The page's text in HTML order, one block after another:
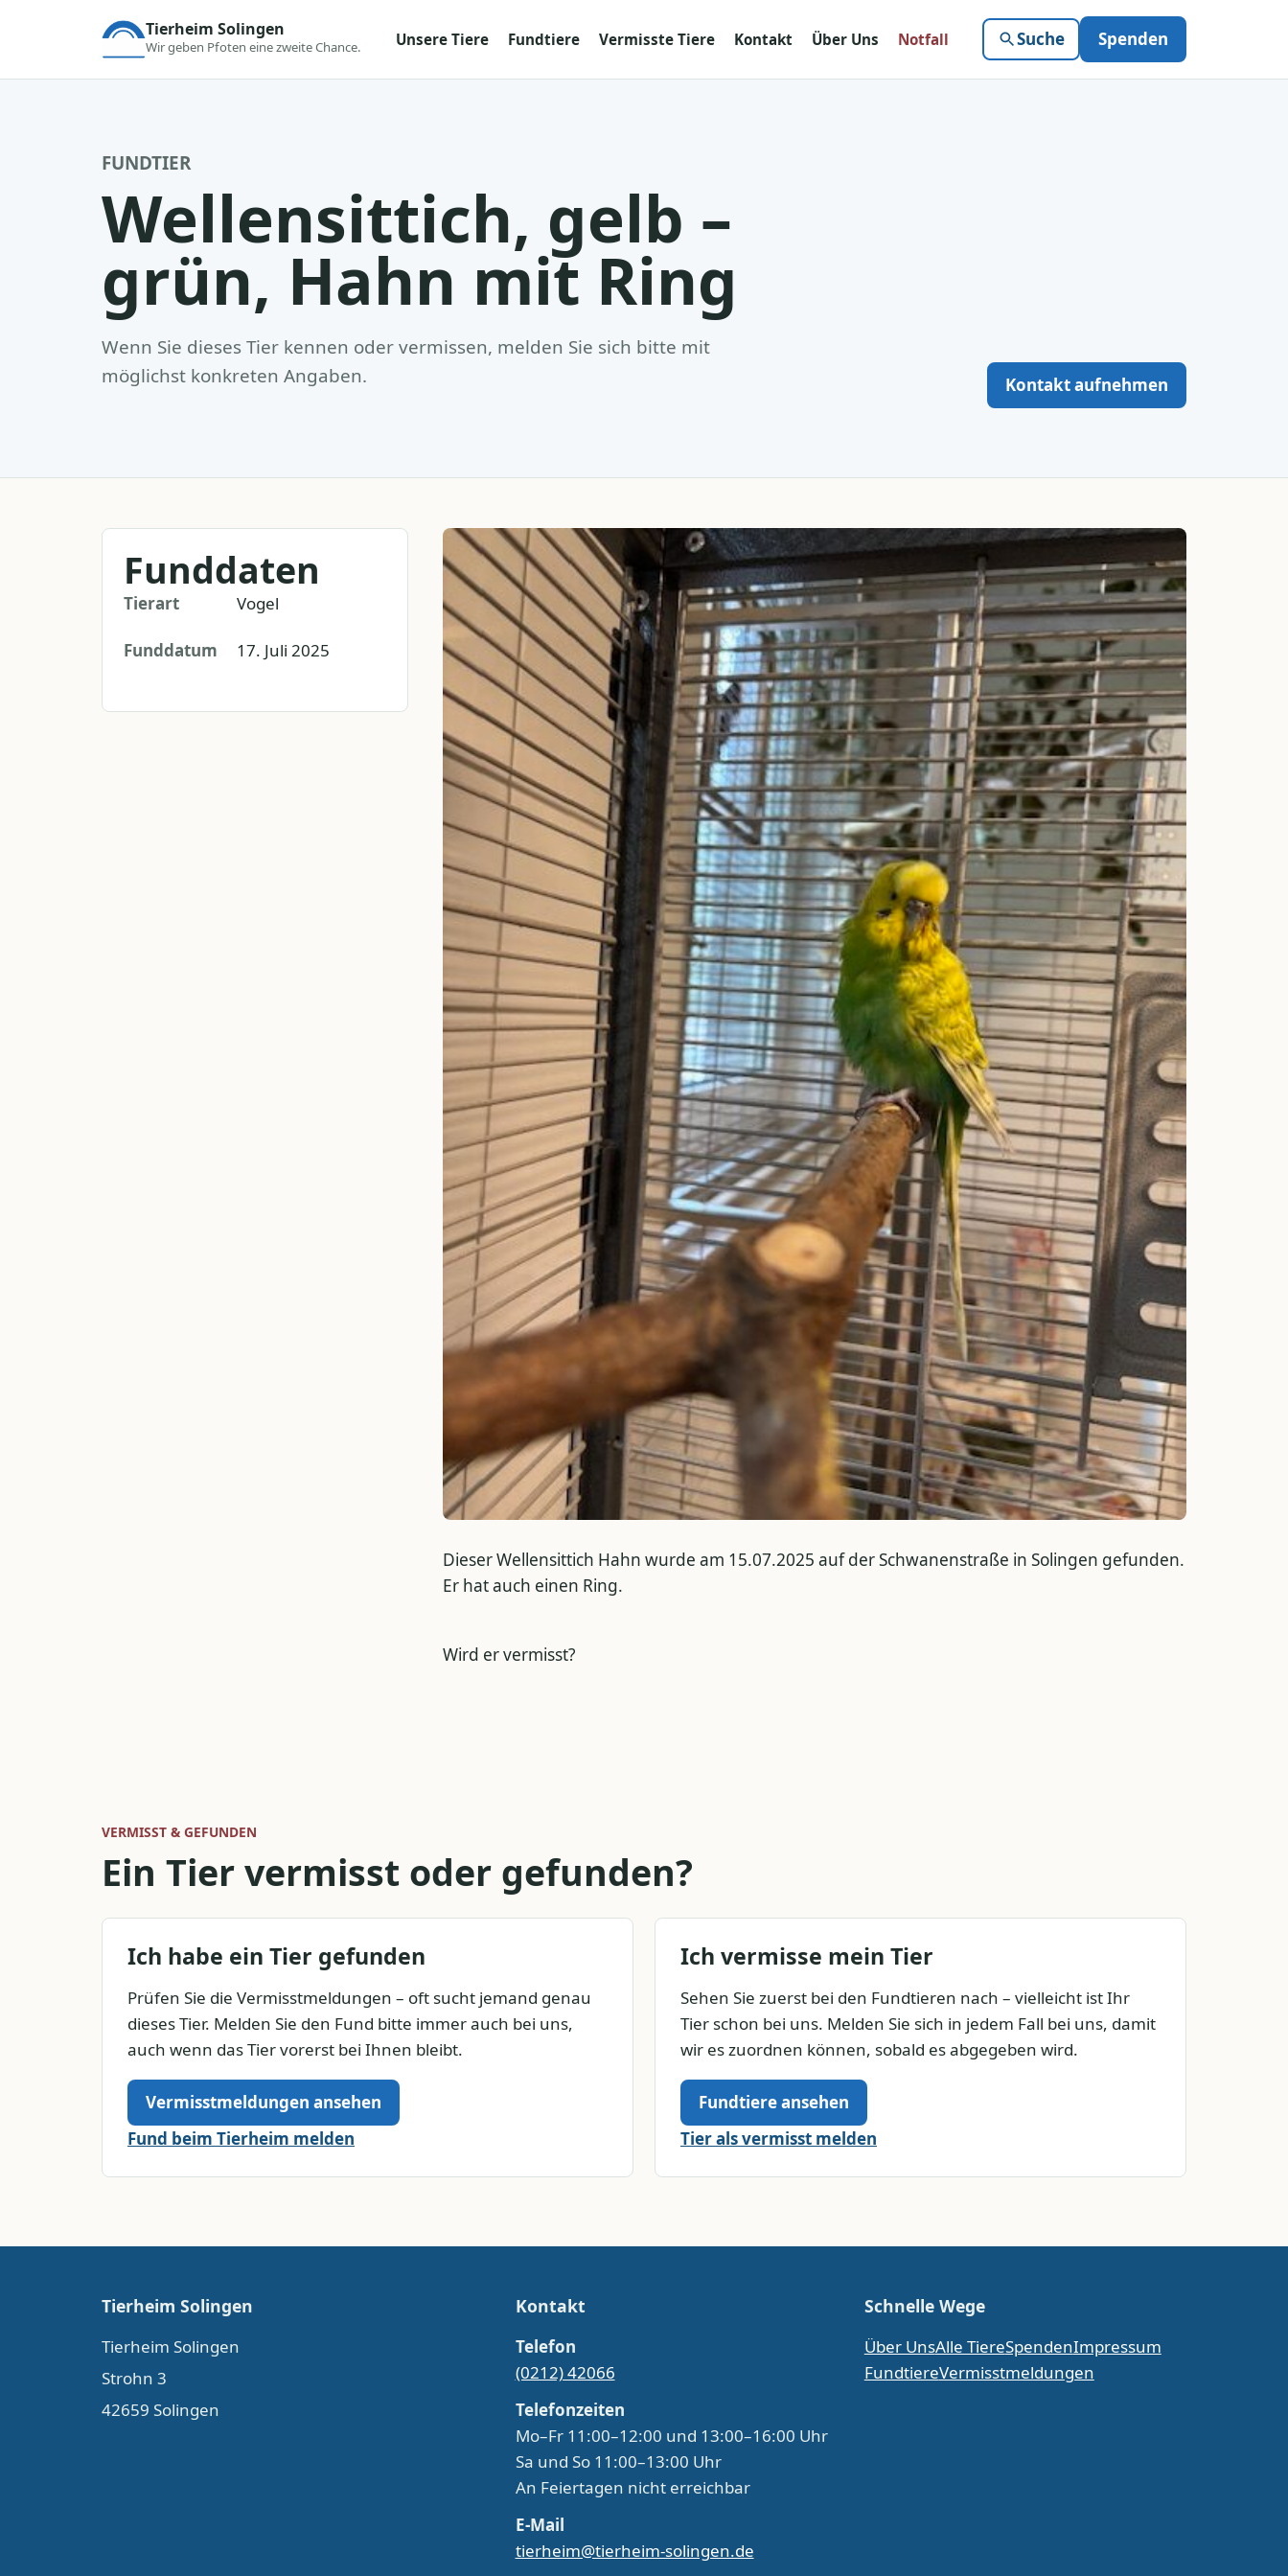
Tierheim Solingen
Wir geben Pfoten eine zweite Chance. Unsere Tiere Fundtiere Vermisste Tiere Kontakt Über Uns Notfall Suche Spenden
FUNDTIER
Wellensittich, gelb –
grün, Hahn mit Ring
Wenn Sie dieses Tier kennen oder vermissen, melden Sie sich bitte mit
möglichst konkreten Angaben.
Kontakt aufnehmen
Funddaten
Tierart Vogel
Funddatum 17. Juli 2025
Dieser Wellensittich Hahn wurde am 15.07.2025 auf der Schwanenstraße in Solingen gefunden.
Er hat auch einen Ring.
Wird er vermisst?
VERMISST & GEFUNDEN
Ein Tier vermisst oder gefunden?
Ich habe ein Tier gefunden
Prüfen Sie die Vermisstmeldungen – oft sucht jemand genau
dieses Tier. Melden Sie den Fund bitte immer auch bei uns,
auch wenn das Tier vorerst bei Ihnen bleibt.
Vermisstmeldungen ansehen
Fund beim Tierheim melden
Ich vermisse mein Tier
Sehen Sie zuerst bei den Fundtieren nach – vielleicht ist Ihr
Tier schon bei uns. Melden Sie sich in jedem Fall bei uns, damit
wir es zuordnen können, sobald es abgegeben wird.
Fundtiere ansehen
Tier als vermisst melden
Tierheim Solingen
Tierheim Solingen
Strohn 3
42659 Solingen
Kontakt
Telefon
(0212) 42066
Telefonzeiten
Mo–Fr 11:00–12:00 und 13:00–16:00 Uhr
Sa und So 11:00–13:00 Uhr
An Feiertagen nicht erreichbar
E-Mail
tierheim@tierheim-solingen.de
Schnelle Wege
Über UnsAlle TiereSpendenImpressum
FundtiereVermisstmeldungen